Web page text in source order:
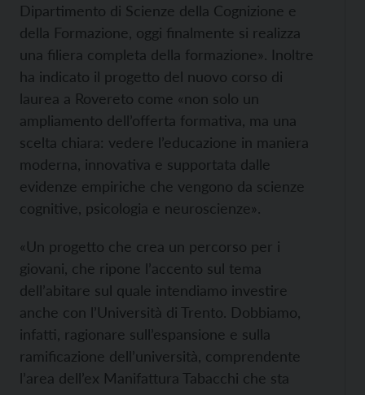
Dipartimento di Scienze della Cognizione e
della Formazione, oggi finalmente si realizza
una filiera completa della formazione». Inoltre
ha indicato il progetto del nuovo corso di
laurea a Rovereto come «non solo un
ampliamento dell’offerta formativa, ma una
scelta chiara: vedere l’educazione in maniera
moderna, innovativa e supportata dalle
evidenze empiriche che vengono da scienze
cognitive, psicologia e neuroscienze».
«Un progetto che crea un percorso per i
giovani, che ripone l’accento sul tema
dell’abitare sul quale intendiamo investire
anche con l’Università di Trento. Dobbiamo,
infatti, ragionare sull’espansione e sulla
ramificazione dell’università, comprendente
l’area dell’ex Manifattura Tabacchi che sta